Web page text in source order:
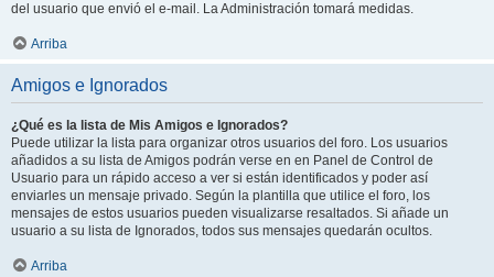
del usuario que envió el e-mail. La Administración tomará medidas.
Arriba
Amigos e Ignorados
¿Qué es la lista de Mis Amigos e Ignorados?
Puede utilizar la lista para organizar otros usuarios del foro. Los usuarios
añadidos a su lista de Amigos podrán verse en en Panel de Control de
Usuario para un rápido acceso a ver si están identificados y poder así
enviarles un mensaje privado. Según la plantilla que utilice el foro, los
mensajes de estos usuarios pueden visualizarse resaltados. Si añade un
usuario a su lista de Ignorados, todos sus mensajes quedarán ocultos.
Arriba